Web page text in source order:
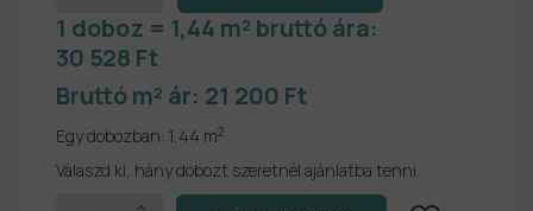
1 doboz = 1,44 m² bruttó ára:
30 528 Ft
Bruttó m² ár: 21 200 Ft
Egy dobozban: 1,44 m2
Válaszd ki, hány dobozt szeretnél ajánlatba tenni.